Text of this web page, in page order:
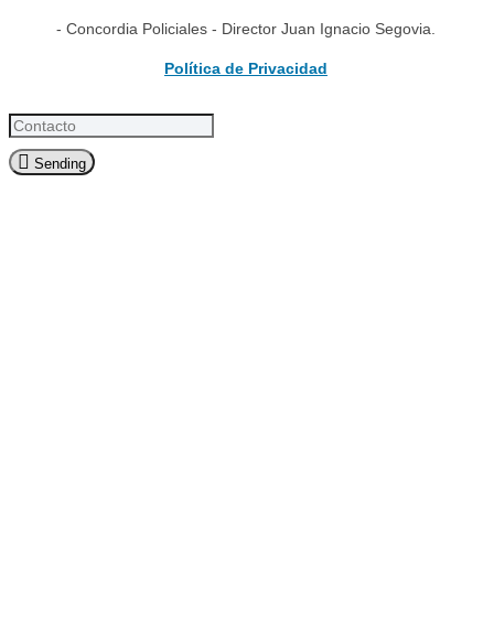
- Concordia Policiales - Director Juan Ignacio Segovia.
Política de Privacidad
Sending